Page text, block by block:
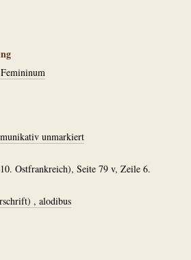
unmarkiert
Ostfrankreich), Seite 79 v, Zeile 6.
, alodibus